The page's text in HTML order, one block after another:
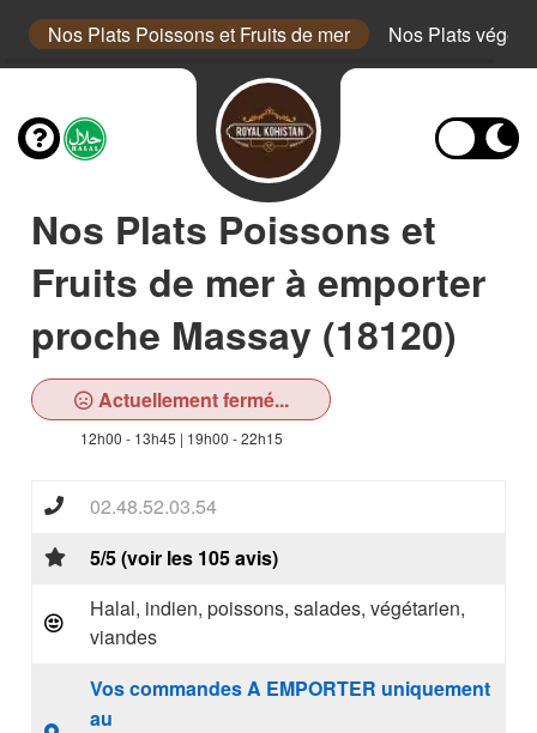
Nos Plats Poissons et Fruits de mer Nos Plats
Nos Plats Poissons et
Fruits de mer à emporter
proche Massay (18120)
Actuellement fermé...
12h00 - 13h45 | 19h00 - 22h15
02.48.52.03.54
5/5 (voir les 105 avis)
Halal, indien, poissons, salades, végétarien,
viandes
Vos commandes A EMPORTER uniquement
au